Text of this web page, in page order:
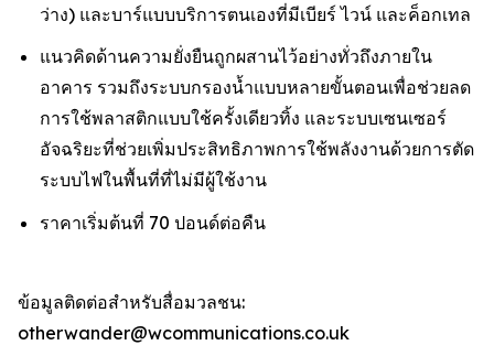
ว่าง) และบาร์แบบบริการตนเองที่มีเบียร์ ไวน์ และค็อกเทล
แนวคิดด้านความยั่งยืนถูกผสานไว้อย่างทั่วถึงภายใน
อาคาร รวมถึงระบบกรองน้ำแบบหลายขั้นตอนเพื่อช่วยลด
การใช้พลาสติกแบบใช้ครั้งเดียวทิ้ง และระบบเซนเซอร์
อัจฉริยะที่ช่วยเพิ่มประสิทธิภาพการใช้พลังงานด้วยการตัด
ระบบไฟในพื้นที่ที่ไม่มีผู้ใช้งาน
ราคาเริ่มต้นที่ 70 ปอนด์ต่อคืน
ข้อมูลติดต่อสำหรับสื่อมวลชน:
otherwander@wcommunications.co.uk